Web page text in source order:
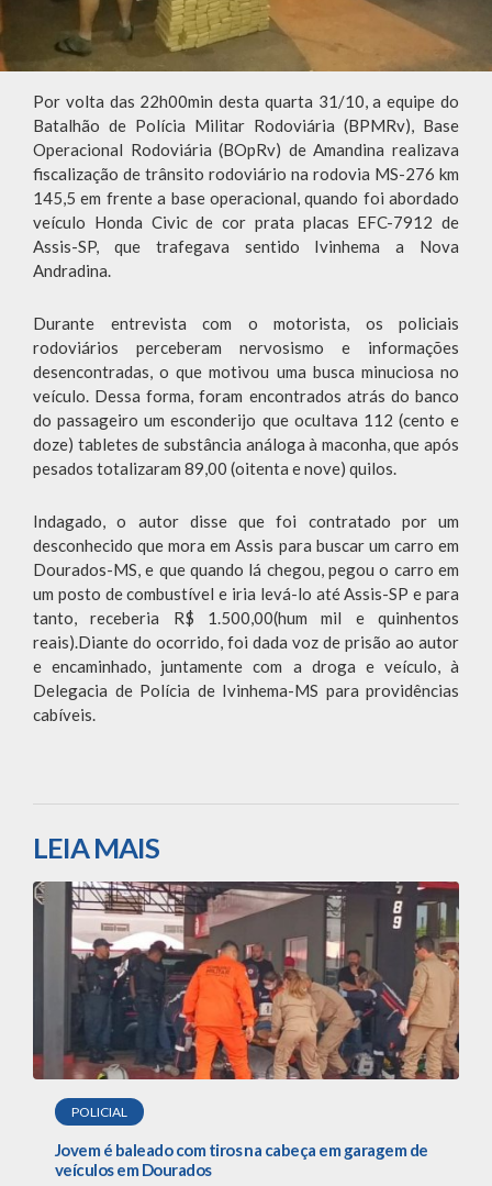
Por volta das 22h00min desta quarta 31/10, a equipe do
Batalhão de Polícia Militar Rodoviária (BPMRv), Base
Operacional Rodoviária (BOpRv) de Amandina realizava
fiscalização de trânsito rodoviário na rodovia MS-276 km
145,5 em frente a base operacional, quando foi abordado
veículo Honda Civic de cor prata placas EFC-7912 de
Assis-SP, que trafegava sentido Ivinhema a Nova
Andradina.
Durante entrevista com o motorista, os policiais
rodoviários perceberam nervosismo e informações
desencontradas, o que motivou uma busca minuciosa no
veículo. Dessa forma, foram encontrados atrás do banco
do passageiro um esconderijo que ocultava 112 (cento e
doze) tabletes de substância análoga à maconha, que após
pesados totalizaram 89,00 (oitenta e nove) quilos.
Indagado, o autor disse que foi contratado por um
desconhecido que mora em Assis para buscar um carro em
Dourados-MS, e que quando lá chegou, pegou o carro em
um posto de combustível e iria levá-lo até Assis-SP e para
tanto, receberia R$ 1.500,00(hum mil e quinhentos
reais).Diante do ocorrido, foi dada voz de prisão ao autor
e encaminhado, juntamente com a droga e veículo, à
Delegacia de Polícia de Ivinhema-MS para providências
cabíveis.
LEIA MAIS
POLICIAL
Jovem é baleado com tiros na cabeça em garagem de
veículos em Dourados